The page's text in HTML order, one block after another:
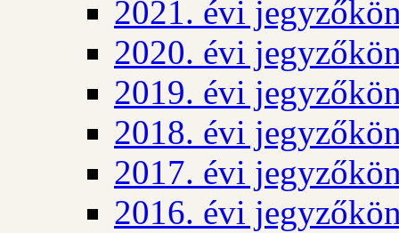
2021. évi
2020. évi
2019. évi
2018. évi
2017. évi
2016. évi